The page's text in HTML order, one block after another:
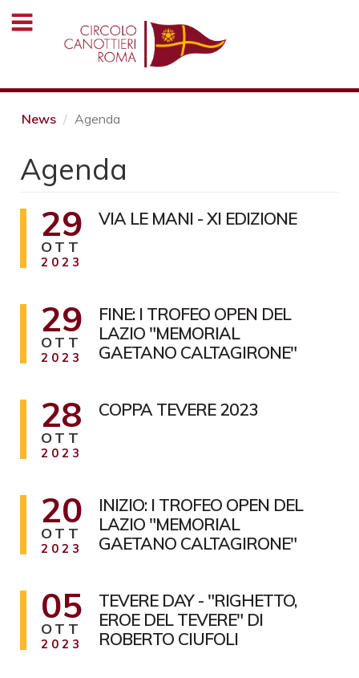
Salta
News Agenda
Agenda
29
OTT
2023
VIA LE MANI - XI EDIZIONE
29
OTT
2023
FINE: I TROFEO OPEN DEL
LAZIO "MEMORIAL
GAETANO CALTAGIRONE"
28
OTT
2023
COPPA TEVERE 2023
20
OTT
2023
INIZIO: I TROFEO OPEN DEL
LAZIO "MEMORIAL
GAETANO CALTAGIRONE"
05
OTT
2023
TEVERE DAY - "RIGHETTO,
EROE DEL TEVERE" DI
ROBERTO CIUFOLI